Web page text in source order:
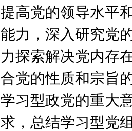
提高党的领导水平
能力，深入研究党
力探索解决党内存
合党的性质和宗旨
学习型政党的重大
求，总结学习型党